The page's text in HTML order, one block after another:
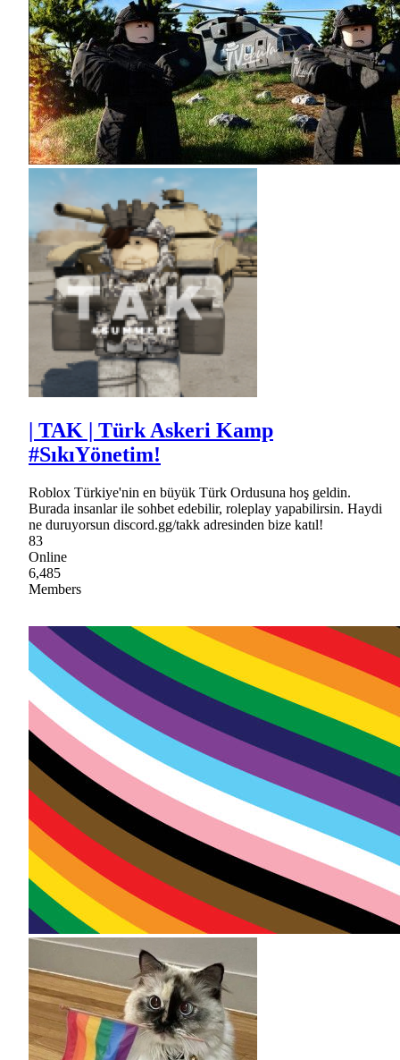
| TAK | Türk Askeri Kamp
#SıkıYönetim!
Roblox Türkiye'nin en büyük Türk Ordusuna hoş geldin.
Burada insanlar ile sohbet edebilir, roleplay yapabilirsin. Haydi
ne duruyorsun discord.gg/takk adresinden bize katıl!
83
Online
6,485
Members